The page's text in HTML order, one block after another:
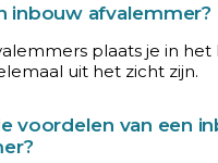
inbouw afvalemmer?
plaats je in het
uit het zicht zijn.
voordelen van een